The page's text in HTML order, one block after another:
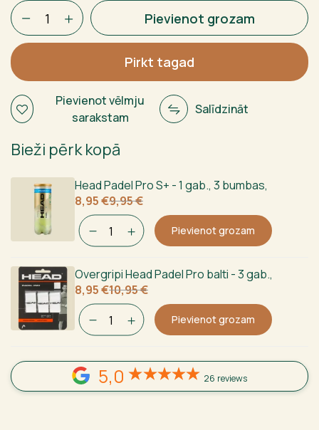
Siux
Trilogy
Pro
5
2025
daudzums
Pievienot grozam
Pirkt tagad
Pievienot vēlmju
sarakstam
Salīdzināt
Bieži pērk kopā
Head Padel Pro S+ - 1 gab., 3 bumbas,
9,95€
Sākotnējā
cena
bija:
9,95 €.
8,95€
Current
price
is:
8,95 €.
Pievienot grozam
Overgripi Head Padel Pro balti - 3 gab.,
10,95€
Sākotnējā
cena
bija:
10,95 €.
8,95€
Current
price
is:
8,95 €.
Pievienot grozam
5,0 26 reviews